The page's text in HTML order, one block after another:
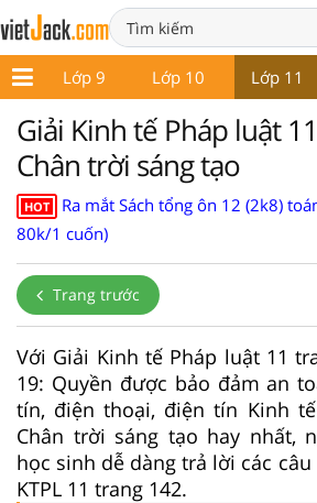
8 Lớp 9 Lớp 10 Lớp 11
Giải Kinh tế Pháp luật
Chân trời sáng tạo
HOT
Ra mắt Sách tổng ôn 12 (2k8)
80k/1 cuốn)
Trang trước
Với Giải Kinh tế Pháp luật 11
19: Quyền được bảo đảm an
tín, điện thoại, điện tín Kinh
Chân trời sáng tạo hay nhất,
học sinh dễ dàng trả lời các
KTPL 11 trang 142.